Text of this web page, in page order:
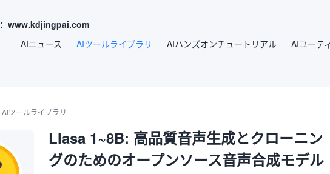
：www.kdjingpai.com
AIニュース
AIツールライブラリ AIハンズオンチュートリアル AIユーテ
AIツールライブラリ
Llasa 1~8B: 高品質音声生成とクローニン
グのためのオープンソース音声合成モデル